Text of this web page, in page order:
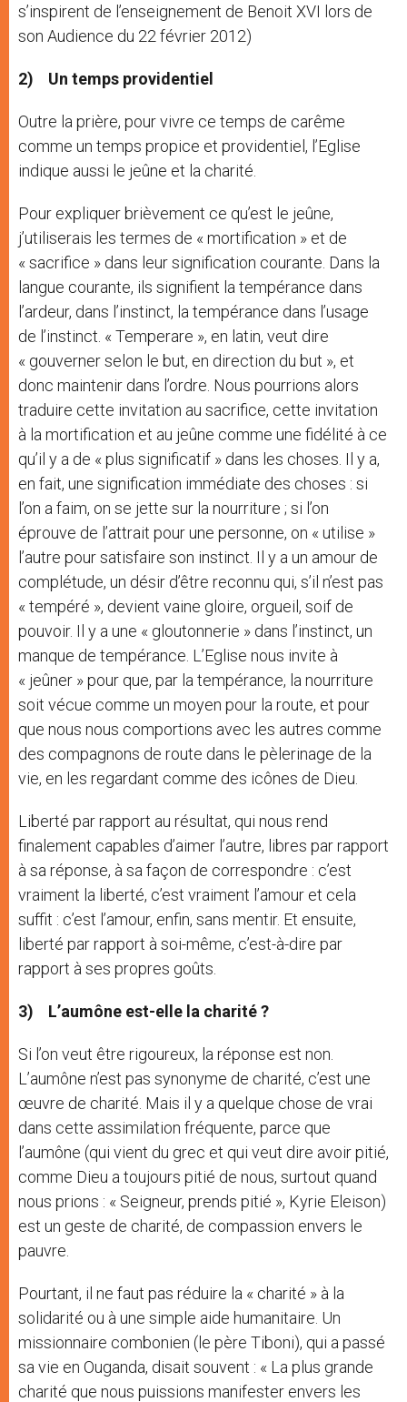
s’inspirent de l’enseignement de Benoit XVI lors de
son Audience du 22 février 2012)
2) Un temps providentiel
Outre la prière, pour vivre ce temps de carême
comme un temps propice et providentiel, l’Eglise
indique aussi le jeûne et la charité.
Pour expliquer brièvement ce qu’est le jeûne,
j’utiliserais les termes de « mortification » et de
« sacrifice » dans leur signification courante. Dans la
langue courante, ils signifient la tempérance dans
l’ardeur, dans l’instinct, la tempérance dans l’usage
de l’instinct. « Temperare », en latin, veut dire
« gouverner selon le but, en direction du but », et
donc maintenir dans l’ordre. Nous pourrions alors
traduire cette invitation au sacrifice, cette invitation
à la mortification et au jeûne comme une fidélité à ce
qu’il y a de « plus significatif » dans les choses. Il y a,
en fait, une signification immédiate des choses : si
l’on a faim, on se jette sur la nourriture ; si l’on
éprouve de l’attrait pour une personne, on « utilise »
l’autre pour satisfaire son instinct. Il y a un amour de
complétude, un désir d’être reconnu qui, s’il n’est pas
« tempéré », devient vaine gloire, orgueil, soif de
pouvoir. Il y a une « gloutonnerie » dans l’instinct, un
manque de tempérance. L’Eglise nous invite à
« jeûner » pour que, par la tempérance, la nourriture
soit vécue comme un moyen pour la route, et pour
que nous nous comportions avec les autres comme
des compagnons de route dans le pèlerinage de la
vie, en les regardant comme des icônes de Dieu.
Liberté par rapport au résultat, qui nous rend
finalement capables d’aimer l’autre, libres par rapport
à sa réponse, à sa façon de correspondre : c’est
vraiment la liberté, c’est vraiment l’amour et cela
suffit : c’est l’amour, enfin, sans mentir. Et ensuite,
liberté par rapport à soi-même, c’est-à-dire par
rapport à ses propres goûts.
3) L’aumône est-elle la charité ?
Si l’on veut être rigoureux, la réponse est non.
L’aumône n’est pas synonyme de charité, c’est une
œuvre de charité. Mais il y a quelque chose de vrai
dans cette assimilation fréquente, parce que
l’aumône (qui vient du grec et qui veut dire avoir pitié,
comme Dieu a toujours pitié de nous, surtout quand
nous prions : « Seigneur, prends pitié », Kyrie Eleison)
est un geste de charité, de compassion envers le
pauvre.
Pourtant, il ne faut pas réduire la « charité » à la
solidarité ou à une simple aide humanitaire. Un
missionnaire combonien (le père Tiboni), qui a passé
sa vie en Ouganda, disait souvent : « La plus grande
charité que nous puissions manifester envers les